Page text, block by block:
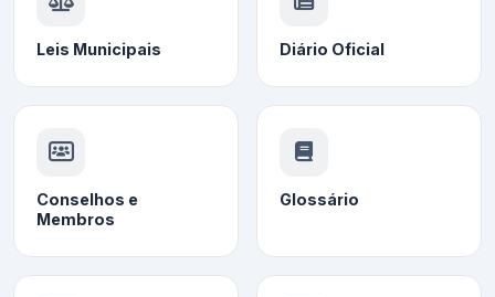
Leis Municipais Diário Oficial
Conselhos e
Membros
Glossário